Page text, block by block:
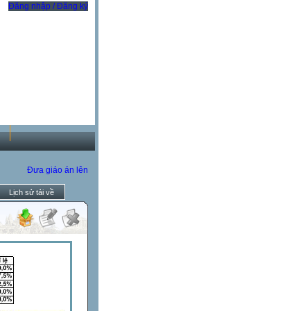
Đăng nhập / Đăng ký
Đưa giáo án lên
Lịch sử tải về